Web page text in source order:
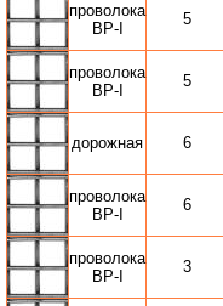
проволока
ВР-I
5
проволока
ВР-I
5
дорожная 6
проволока
ВР-I
6
проволока
ВР-I
3